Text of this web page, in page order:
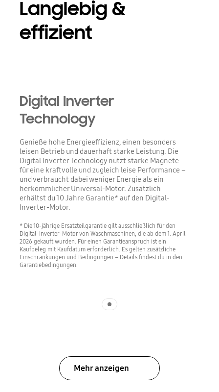
Langlebig &
effizient
Digital Inverter
Technology
Genieße hohe Energieeffizienz, einen besonders
leisen Betrieb und dauerhaft starke Leistung. Die
Digital Inverter Technology nutzt starke Magnete
für eine kraftvolle und zugleich leise Performance –
und verbraucht dabei weniger Energie als ein
herkömmlicher Universal-Motor. Zusätzlich
erhältst du 10 Jahre Garantie* auf den Digital-
Inverter-Motor.
* Die 10-jährige Ersatzteilgarantie gilt ausschließlich für den
Digital-Inverter-Motor von Waschmaschinen, die ab dem 1. April
2026 gekauft wurden. Für einen Garantieanspruch ist ein
Kaufbeleg mit Kaufdatum erforderlich. Es gelten zusätzliche
Einschränkungen und Bedingungen – Details findest du in den
Garantiebedingungen.
Mehr anzeigen